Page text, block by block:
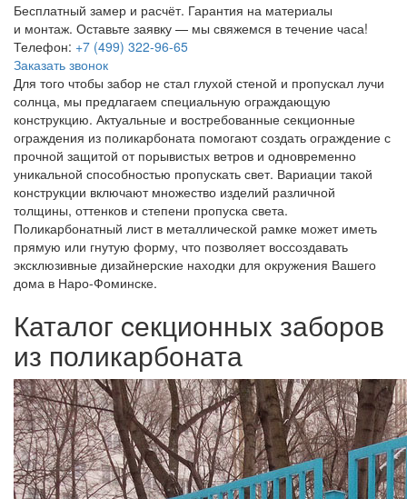
Бесплатный замер и расчёт. Гарантия на материалы
и монтаж. Оставьте заявку — мы свяжемся в течение часа!
Телефон: +7 (499) 322-96-65
Заказать звонок
Для того чтобы забор не стал глухой стеной и пропускал лучи
солнца, мы предлагаем специальную ограждающую
конструкцию. Актуальные и востребованные секционные
ограждения из поликарбоната помогают создать ограждение с
прочной защитой от порывистых ветров и одновременно
уникальной способностью пропускать свет. Вариации такой
конструкции включают множество изделий различной
толщины, оттенков и степени пропуска света.
Поликарбонатный лист в металлической рамке может иметь
прямую или гнутую форму, что позволяет воссоздавать
эксклюзивные дизайнерские находки для окружения Вашего
дома в Наро-Фоминске.
Каталог cекционныx заборов
из поликарбоната